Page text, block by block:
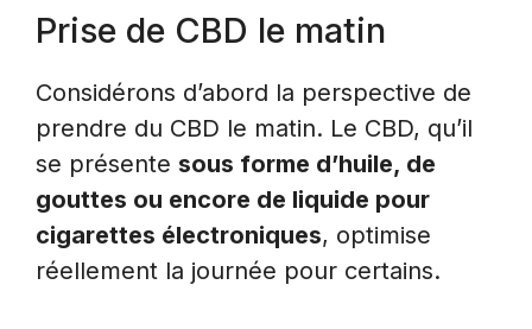
Prise de CBD le matin
Considérons d’abord la perspective de
prendre du CBD le matin. Le CBD, qu’il
se présente sous forme d’huile, de
gouttes ou encore de liquide pour
cigarettes électroniques, optimise
réellement la journée pour certains.